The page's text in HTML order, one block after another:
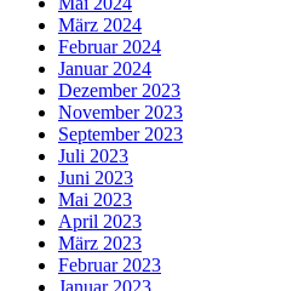
März 2024
Februar 2024
Januar 2024
Dezember 2023
November 2023
September 2023
Juli 2023
Juni 2023
Mai 2023
April 2023
März 2023
Februar 2023
Januar 2023